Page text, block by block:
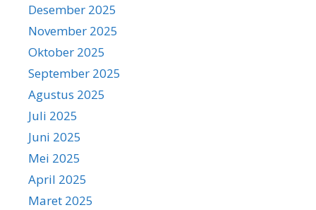
Desember 2025
November 2025
Oktober 2025
September 2025
Agustus 2025
Juli 2025
Juni 2025
Mei 2025
April 2025
Maret 2025